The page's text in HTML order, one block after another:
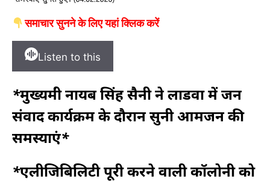
समाचार सुनने के लिए यहां क्लिक करें
Listen to this
*मुख्यमंत्री नायब सिंह सैनी ने लाडवा में जन
संवाद कार्यक्रम के दौरान सुनी आमजन की
समस्याएं*
*एलीजिबिलिटी पूरी करने वाली कॉलोनी को